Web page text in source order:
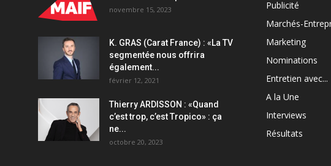
novembre 15, 2023
K. GRAS (Carat France) : «La TV
segmentée nous offrira
également...
février 12, 2021
Thierry ARDISSON : «Quand
c’est trop, c’est Tropico» : ça
ne...
octobre 20, 2023
Publicité
Marchés-
Marketing
Nominations
Entretien avec...
A la Une
Interviews
Résultats